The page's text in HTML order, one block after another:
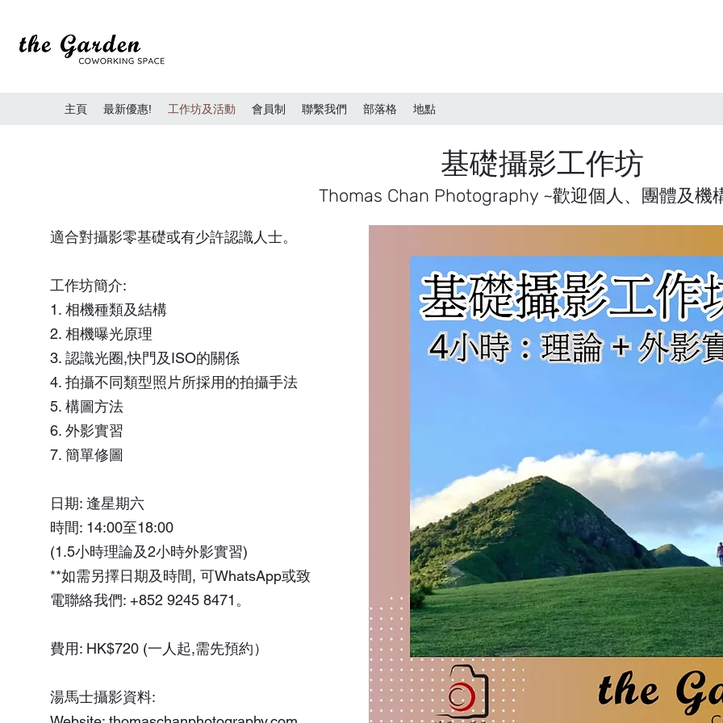
主頁 最新優惠! 工作坊及活動 會員制 聯繫我們 部落格 地點
基礎攝影工作坊
Thomas Chan Photography ~歡迎個人、團體及機
適合對攝影零基礎或有少許認識人士。
工作坊簡介:
1. 相機種類及結構
2. 相機曝光原理
3. 認識光圈,快門及ISO的關係
4. 拍攝不同類型照片所採用的拍攝手法
5. 構圖方法
6. 外影實習
7. 簡單修圖
日期: 逢星期六
時間: 14:00至18:00
(1.5小時理論及2小時外影實習)
**如需另擇日期及時間, 可WhatsApp或致
電聯絡我們: +852 9245 8471。
費用: HK$720 (一人起,需先預約）
湯馬士攝影資料: